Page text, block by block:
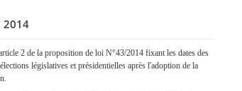
2014
2 de la proposition de loi N°43/2014 fixant les dates des
législatives et présidentielles après l'adoption de la